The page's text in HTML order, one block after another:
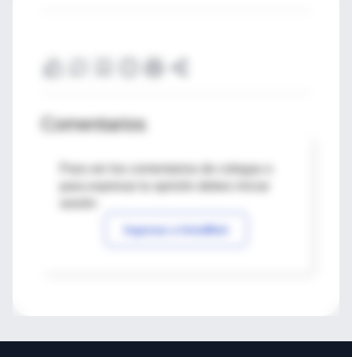
Comentarios
Para ver los comentarios de colegas o
Ingresar a IntraMed